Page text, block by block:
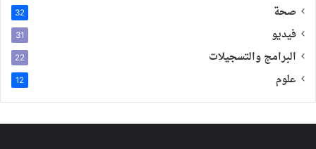
صحة 32
فيديو 31
البرامج والتسجيلات 22
علوم 12